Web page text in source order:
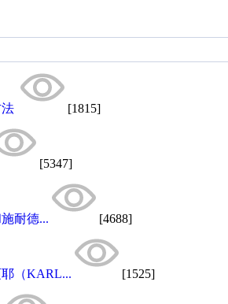
[1815]
[5347]
耐德... [4688]
（KARL... [1525]